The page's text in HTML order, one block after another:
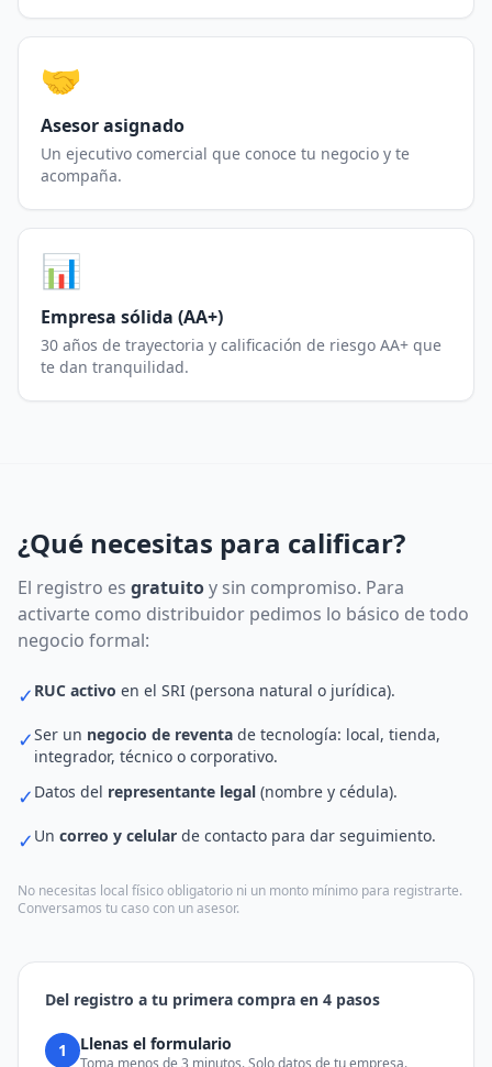
🤝
Asesor asignado
Un ejecutivo comercial que conoce tu negocio y te
acompaña.
📊
Empresa sólida (AA+)
30 años de trayectoria y calificación de riesgo AA+ que
te dan tranquilidad.
¿Qué necesitas para calificar?
El registro es gratuitoy sin compromiso. Para
activarte como distribuidor pedimos lo básico de todo
negocio formal:
✓ RUC activo en el SRI (persona natural o jurídica).
✓Ser un negocio de reventa de tecnología: local, tienda,
integrador, técnico o corporativo.
✓ Datos del representante legal (nombre y cédula).
✓ Un correo y celular de contacto para dar seguimiento.
No necesitas local físico obligatorio ni un monto mínimo para registrarte.
Conversamos tu caso con un asesor.
Del registro a tu primera compra en 4 pasos
1 Llenas el formulario
Toma menos de 3 minutos. Solo datos de tu empresa.